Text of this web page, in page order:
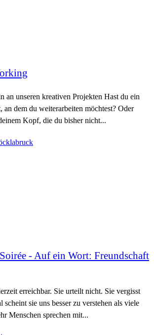
an unseren kreativen Projekten Hast du ein
an dem du weiterarbeiten möchtest? Oder
Kopf, die du bisher nicht...
- Auf ein Wort: Freundschaft
erreichbar. Sie urteilt nicht. Sie vergisst
sie uns besser zu verstehen als viele
Menschen sprechen mit...